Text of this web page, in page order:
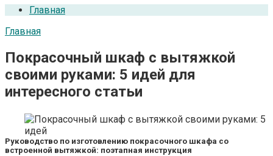
Главная
Главная
Покрасочный шкаф с вытяжкой
своими руками: 5 идей для
интересного статьи
Руководство по изготовлению покрасочного шкафа со
встроенной вытяжкой: поэтапная инструкция